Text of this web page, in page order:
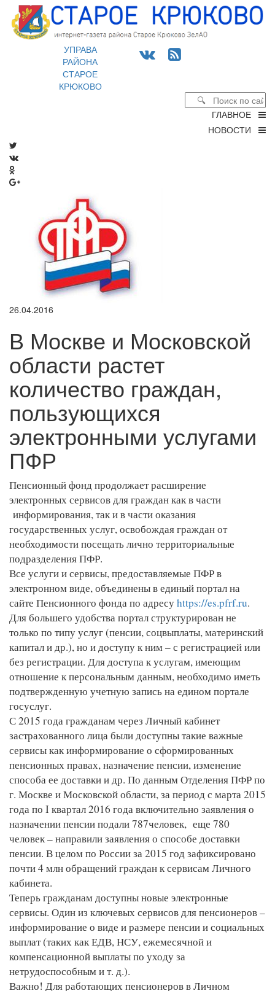
УПРАВА
РАЙОНА
СТАРОЕ
КРЮКОВО
ГЛАВНОЕ
НОВОСТИ
26.04.2016
В Москве и Московской
области растет
количество граждан,
пользующихся
электронными услугами
ПФР
Пенсионный фонд продолжает расширение
электронных сервисов для граждан как в части
информирования, так и в части оказания
государственных услуг, освобождая граждан от
необходимости посещать лично территориальные
подразделения ПФР.
Все услуги и сервисы, предоставляемые ПФР в
электронном виде, объединены в единый портал на
сайте Пенсионного фонда по адресуhttps://es.pfrf.ru.
Для большего удобства портал структурирован не
только по типу услуг (пенсии, соцвыплаты, материнский
капитал и др.), но и доступу к ним – с регистрацией или
без регистрации. Для доступа к услугам, имеющим
отношение к персональным данным, необходимо иметь
подтвержденную учетную запись на едином портале
госуслуг.
С 2015 года гражданам через Личный кабинет
застрахованного лица были доступны такие важные
сервисы как информирование о сформированных
пенсионных правах, назначение пенсии, изменение
способа ее доставки и др. По данным Отделения ПФР по
г. Москве и Московской области, за период с марта 2015
года по I квартал 2016 года включительно заявления о
назначении пенсии подали 787человек, еще 780
человек – направили заявления о способе доставки
пенсии. В целом по России за 2015 год зафиксировано
почти 4 млн обращений граждан к сервисам Личного
кабинета.
Теперь гражданам доступны новые электронные
сервисы. Один из ключевых сервисов для пенсионеров –
информирование о виде и размере пенсии и социальных
выплат (таких как ЕДВ, НСУ, ежемесячной и
компенсационной выплаты по уходу за
нетрудоспособным и т. д.).
Важно! Для работающих пенсионеров в Личном